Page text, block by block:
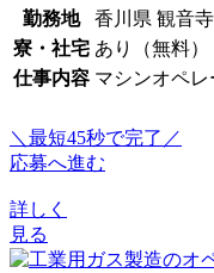
勤務地
香川県 観音
寮・社宅 あり（無料）
仕事内容 マシンオペレ
＼最短45秒で完了／
応募へ進む
詳しく
見る